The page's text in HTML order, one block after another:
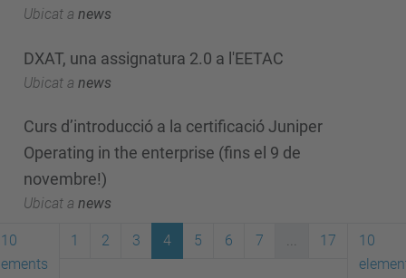
Ubicat a news
DXAT, una assignatura 2.0 a l'EETAC
Ubicat a news
Curs d’introducció a la certificació Juniper
Operating in the enterprise (fins el 9 de
novembre!)
Ubicat a news
10
1 2 3 4 5 6 7 ... 17
10